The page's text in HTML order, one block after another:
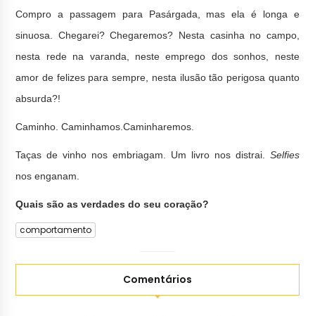
Compro a passagem para Pasárgada, mas ela é longa e
sinuosa. Chegarei? Chegaremos? Nesta casinha no campo,
nesta rede na varanda, neste emprego dos sonhos, neste
amor de felizes para sempre, nesta ilusão tão perigosa quanto
absurda?!
Caminho. Caminhamos.Caminharemos.
Taças de vinho nos embriagam. Um livro nos distrai. Selfies
nos enganam.
Quais são as verdades do seu coração?
comportamento
Comentários